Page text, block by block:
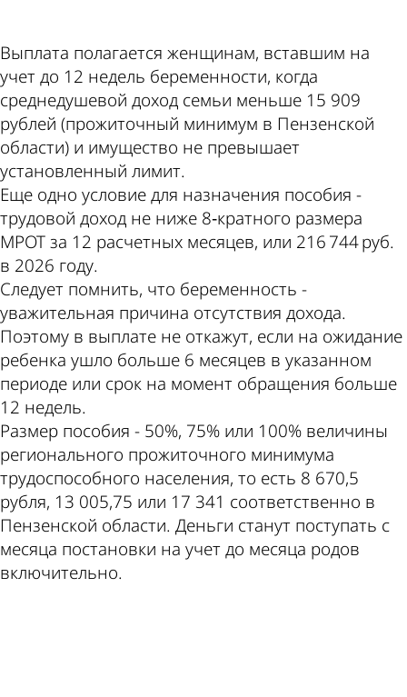
Выплата полагается женщинам, вставшим на
учет до 12 недель беременности, когда
среднедушевой доход семьи меньше 15 909
рублей (прожиточный минимум в Пензенской
области) и имущество не превышает
установленный лимит.
Еще одно условие для назначения пособия -
трудовой доход не ниже 8‑кратного размера
МРОТ за 12 расчетных месяцев, или 216 744 руб.
в 2026 году.
Следует помнить, что беременность -
уважительная причина отсутствия дохода.
Поэтому в выплате не откажут, если на ожидание
ребенка ушло больше 6 месяцев в указанном
периоде или срок на момент обращения больше
12 недель.
Размер пособия - 50%, 75% или 100% величины
регионального прожиточного минимума
трудоспособного населения, то есть 8 670,5
рубля, 13 005,75 или 17 341 соответственно в
Пензенской области. Деньги станут поступать с
месяца постановки на учет до месяца родов
включительно.